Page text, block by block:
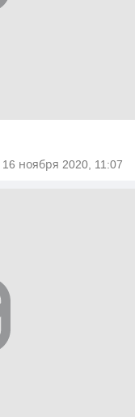
16 ноября 2020, 11:07